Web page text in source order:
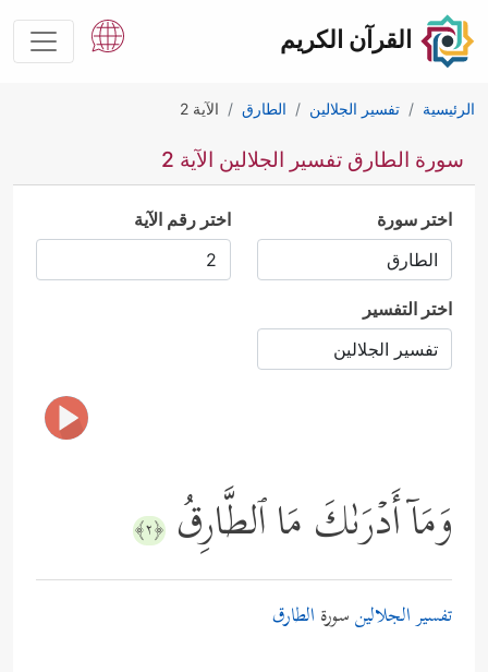
القرآن الكريم
الرئيسية تفسير الجلالين الطارق الآية 2
سورة الطارق تفسير الجلالين الآية 2
اختر سورة اختر رقم الآية
اختر التفسير
وَمَاۤ أَدۡرَىٰكَ مَا ٱلطَّارِقُ ﴿٢﴾
تفسير الجلالينسورة الطارق